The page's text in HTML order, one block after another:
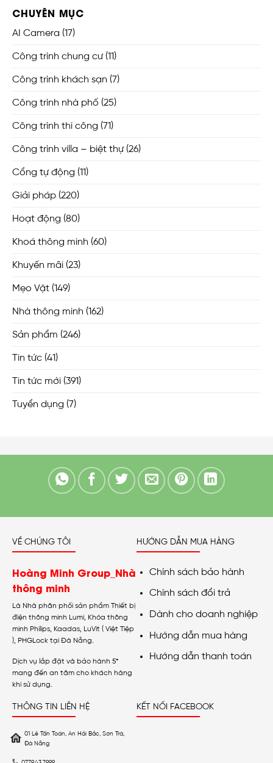
CHUYÊN MỤC
AI Camera (17)
Công trình chung cư(11)
Công trình khách sạn (7)
Công trình nhà phố (25)
Công trình thi công (71)
Công trình villa – biệt thự(26)
Cổng tự động (11)
Giải pháp (220)
Hoạt động (80)
Khoá thông minh (60)
Khuyến mãi (23)
Mẹo Vặt (149)
Nhà thông minh (162)
Sản phẩm (246)
Tin tức (41)
Tin tức mới (391)
Tuyển dụng (7)
VỀ CHÚNG TÔI
Hoàng Minh Group_Nhà
thông minh
Là Nhà phân phối sản phẩm Thiết bị
điện thông minh Lumi, Khóa thông
minh Philips, Kaadas, LuVit ( Việt Tiệp
), PHGLock tại Đà Nẵng.
Dịch vụ lắp đặt và bảo hành 5*
mang đến an tâm cho khách hàng
khi sử dụng.
HƯỚNG DẪN MUA HÀNG
Chính sách bảo hành
Chính sách đổi trả
Dành cho doanh nghiệp
Hướng dẫn mua hàng
Hướng dẫn thanh toán
THÔNG TIN LIÊN HỆ
01 Lê Tấn Toán, An Hải Bắc, Sơn Trà,
Đà Nẵng
KẾT NỐI FACEBOOK